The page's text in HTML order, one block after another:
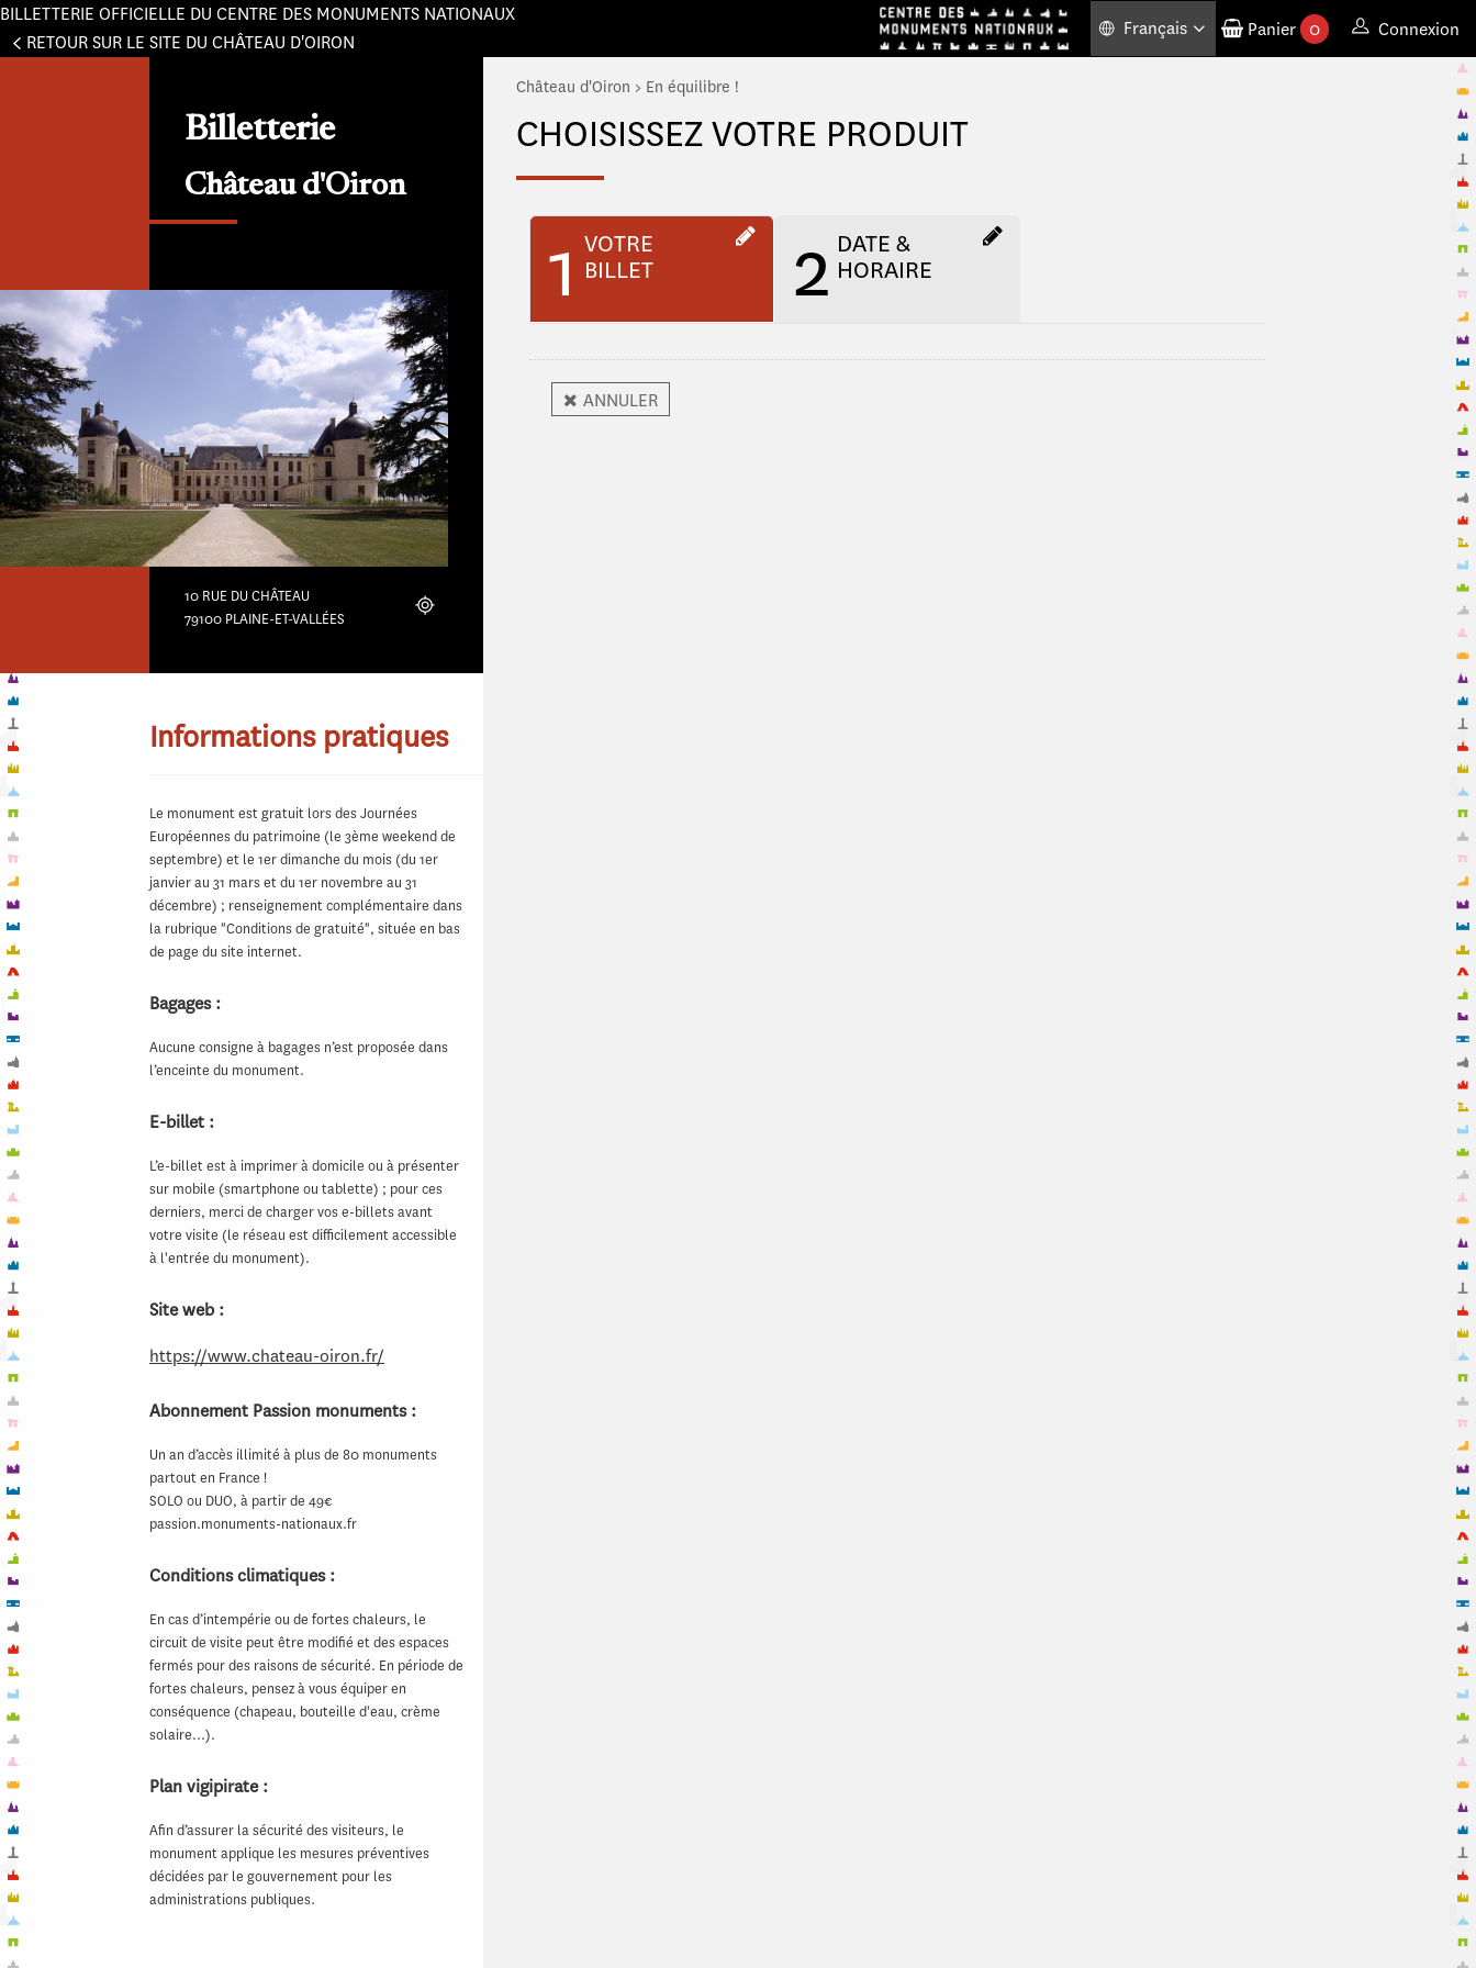
BILLETTERIE OFFICIELLE DU CENTRE DES MONUMENTS NATIONAUX
RETOUR SUR LE SITE DU CHÂTEAU D'OIRON
Français Panier 0 Connexion
Billetterie
Château d'Oiron
10 RUE DU CHÂTEAU
79100 PLAINE-ET-VALLÉES
Localiser
Informations pratiques
Le monument est gratuit lors des Journées
Européennes du patrimoine (le 3ème weekend de
septembre) et le 1er dimanche du mois (du 1er
janvier au 31 mars et du 1er novembre au 31
décembre) ; renseignement complémentaire dans
la rubrique "Conditions de gratuité", située en bas
de page du site internet.
Bagages :
Aucune consigne à bagages n’est proposée dans
l’enceinte du monument.
E-billet :
L’e-billet est à imprimer à domicile ou à présenter
sur mobile (smartphone ou tablette) ; pour ces
derniers, merci de charger vos e-billets avant
votre visite (le réseau est difficilement accessible
à l'entrée du monument).
Site web :
https://www.chateau-oiron.fr/
Abonnement Passion monuments :
Un an d’accès illimité à plus de 80 monuments
partout en France !
SOLO ou DUO, à partir de 49€
passion.monuments-nationaux.fr
Conditions climatiques :
En cas d’intempérie ou de fortes chaleurs, le
circuit de visite peut être modifié et des espaces
fermés pour des raisons de sécurité. En période de
fortes chaleurs, pensez à vous équiper en
conséquence (chapeau, bouteille d'eau, crème
solaire…).
Plan vigipirate :
Afin d’assurer la sécurité des visiteurs, le
monument applique les mesures préventives
décidées par le gouvernement pour les
administrations publiques.
Château d'Oiron > En équilibre !
CHOISISSEZ VOTRE PRODUIT
1 VOTRE
BILLET
2 DATE &
HORAIRE
ANNULER
Panneau de gestion des cookies